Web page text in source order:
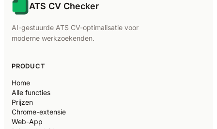
ATS CV Checker
AI-gestuurde ATS CV-optimalisatie voor
moderne werkzoekenden.
PRODUCT
Home
Alle functies
Prijzen
Chrome-extensie
Web-App